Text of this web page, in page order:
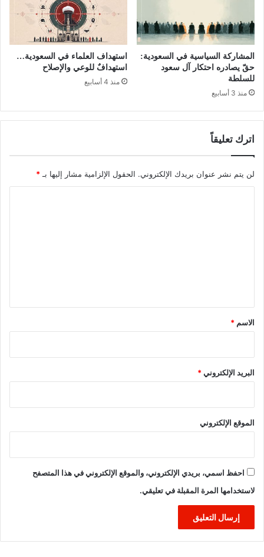
المشاركة السياسية في السعودية:
حقّ يصادره احتكار آل سعود
للسلطة
منذ 3 أسابيع
استهداف العلماء في السعودية…
استهدافٌ للوعي والإصلاح
منذ 4 أسابيع
اترك تعليقاً
لن يتم نشر عنوان بريدك الإلكتروني. الحقول الإلزامية مشار إليها بـ*
*
الاسم *
البريد الإلكتروني*
الموقع الإلكتروني
احفظ اسمي، بريدي الإلكتروني، والموقع الإلكتروني في هذا المتصفح
لاستخدامها المرة المقبلة في تعليقي.